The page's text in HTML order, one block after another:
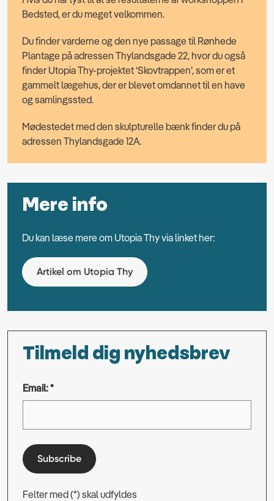
Bedsted, er du meget velkommen.
Du finder varderne og den nye passage til Rønhede
Plantage på adressen Thylandsgade 22, hvor du også
finder Utopia Thy-projektet ‘Skovtrappen’, som er et
gammelt lægehus, der er blevet omdannet til en have
og samlingssted.
Mødestedet med den skulpturelle bænk finder du på
adressen Thylandsgade 12A.
Mere info
Du kan læse mere om Utopia Thy via linket her:
Artikel om Utopia Thy
Tilmeld dig nyhedsbrev
Email: *
Subscribe
Felter med (*) skal udfyldes